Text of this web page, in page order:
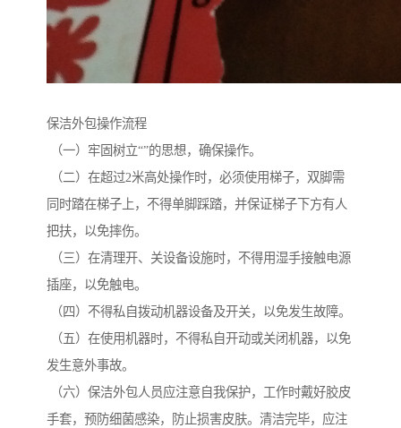
保洁外包操作流程
（一）牢固树立“”的思想，确保操作。
（二）在超过2米高处操作时，必须使用梯子，双脚需
同时踏在梯子上，不得单脚踩踏，并保证梯子下方有人
把扶，以免摔伤。
（三）在清理开、关设备设施时，不得用湿手接触电源
插座，以免触电。
（四）不得私自拨动机器设备及开关，以免发生故障。
（五）在使用机器时，不得私自开动或关闭机器，以免
发生意外事故。
（六）保洁外包人员应注意自我保护，工作时戴好胶皮
手套，预防细菌感染，防止损害皮肤。清洁完毕，应注